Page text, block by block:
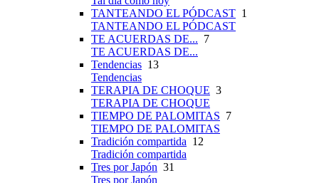
TANTEANDO EL PÓDCAST 1
TANTEANDO EL PÓDCAST
TE ACUERDAS DE... 7
TE ACUERDAS DE...
Tendencias 13
Tendencias
TERAPIA DE CHOQUE 3
TERAPIA DE CHOQUE
TIEMPO DE PALOMITAS 7
TIEMPO DE PALOMITAS
Tradición compartida 12
Tradición compartida
Tres por Japón 31
Tres por Japón